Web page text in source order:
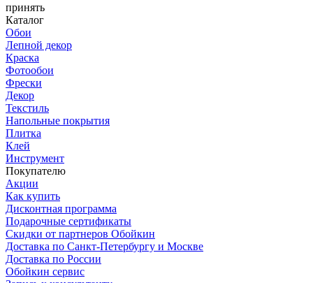
принять
Каталог
Обои
Лепной декор
Краска
Фотообои
Фрески
Декор
Текстиль
Напольные покрытия
Плитка
Клей
Инструмент
Покупателю
Акции
Как купить
Дисконтная программа
Подарочные сертификаты
Скидки от партнеров Обойкин
Доставка по Санкт-Петербургу и Москве
Доставка по России
Обойкин сервис